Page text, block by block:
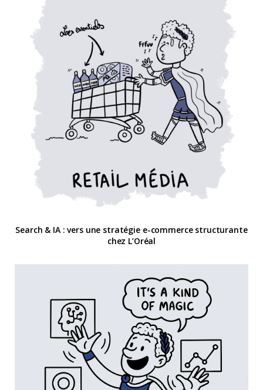
Search & IA : vers une stratégie e-commerce structurante
chez L’Oréal